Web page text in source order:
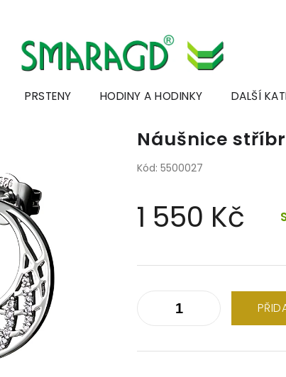
PRSTENY HODINY A HODINKY DALŠÍ
Náušnice
Kód: 5500027
1 550 Kč